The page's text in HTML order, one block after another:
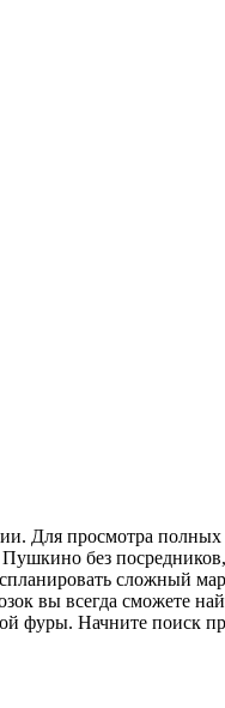
Для просмотра полных
Пушкино без
сложный
вы всегда сможете
фуры. Начните поиск